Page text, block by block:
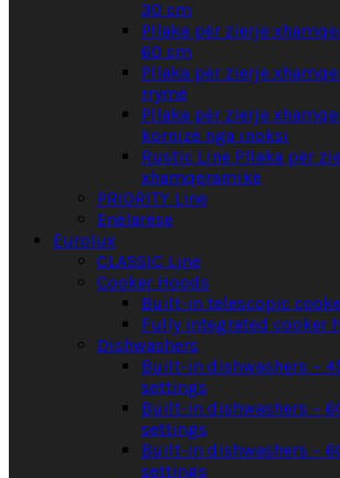
30 cm
Pllaka për zierje
60 cm
Pllaka për zierje
rrymë
Pllaka për zierje
kornizë nga inoksi
Rustic Line Pllaka për
xhamqeramikë
PRIORITY Line
Enëlarëse
Eurolux
CLASSIC Line
Cooker Hoods
Built-in telescopic
Fully integrated cooker
Dishwashers
Built-in dishwashers –
settings
Built-in dishwashers –
settings
Built-in dishwashers –
settings